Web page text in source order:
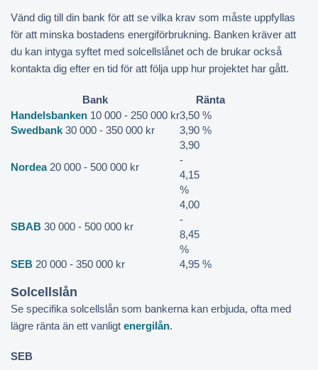
Vänd dig till din bank för att se vilka krav som måste uppfyllas
för att minska bostadens energiförbrukning. Banken kräver att
du kan intyga syftet med solcellslånet och de brukar också
kontakta dig efter en tid för att följa upp hur projektet har gått.
Bank
Ränta
Handelsbanken 10 000 - 250 000 kr3,50 %
Swedbank 30 000 - 350 000 kr 3,90 %
Nordea 20 000 - 500 000 kr
3,90
-
4,15
%
SBAB 30 000 - 500 000 kr
4,00
-
8,45
%
SEB 20 000 - 350 000 kr 4,95 %
Solcellslån
Se specifika solcellslån som bankerna kan erbjuda, ofta med
lägre ränta än ett vanligt energilån.
SEB